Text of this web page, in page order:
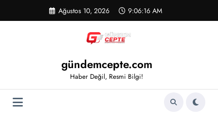
Ağustos 10, 2026 9:06:16 AM
gündemcepte.com
Haber Değil, Resmi Bilgi!